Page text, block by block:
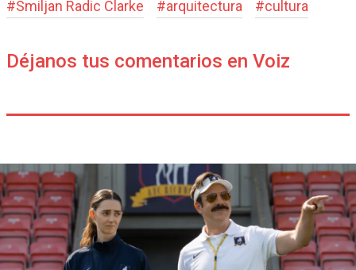
#Smiljan Radic Clarke #arquitectura #cultura
Déjanos tus comentarios en Voiz